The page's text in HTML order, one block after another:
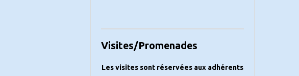
Visites/Promenades
Les visites sont réservées aux adhérents